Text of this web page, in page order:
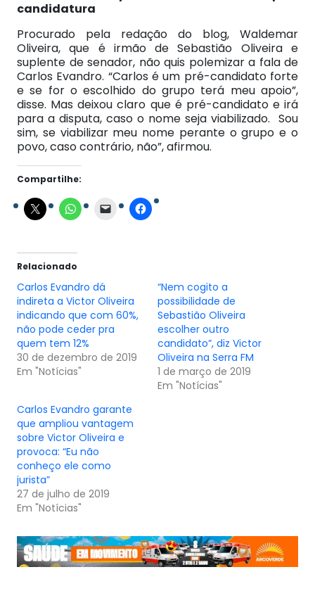
candidatura
Procurado pela redação do blog, Waldemar
Oliveira, que é irmão de Sebastião Oliveira e
suplente de senador, não quis polemizar a fala de
Carlos Evandro. “Carlos é um pré-candidato forte
e se for o escolhido do grupo terá meu apoio”,
disse. Mas deixou claro que é pré-candidato e irá
para a disputa, caso o nome seja viabilizado. Sou
sim, se viabilizar meu nome perante o grupo e o
povo, caso contrário, não”, afirmou.
Compartilhe:
Relacionado
Carlos Evandro dá
indireta a Victor Oliveira
indicando que com 60%,
não pode ceder pra
quem tem 12%
30 de dezembro de 2019
Em "Notícias"
“Nem cogito a
possibilidade de
Sebastião Oliveira
escolher outro
candidato”, diz Victor
Oliveira na Serra FM
1 de março de 2019
Em "Notícias"
Carlos Evandro garante
que ampliou vantagem
sobre Victor Oliveira e
provoca: “Eu não
conheço ele como
jurista”
27 de julho de 2019
Em "Notícias"